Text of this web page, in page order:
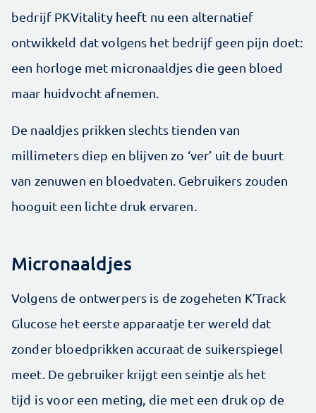
bedrijf PKVitality heeft nu een alternatief
ontwikkeld dat volgens het bedrijf geen pijn doet:
een horloge met micro­naaldjes die geen bloed
maar huidvocht afnemen.
De naaldjes prikken slechts tienden van
millimeters diep en blijven zo ‘ver’ uit de buurt
van zenuwen en bloedvaten. Gebruikers zouden
hooguit een lichte druk ervaren.
Micronaaldjes
Volgens de ontwerpers is de zogeheten K’Track
Glucose het eerste apparaatje ter wereld dat
zonder bloedprikken ­accuraat de suikerspiegel
meet. De ­gebruiker krijgt een seintje als het
tijd is voor een meting, die met een druk op de